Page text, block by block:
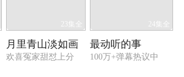
23集全
月里青山淡如画
欢喜冤家甜怼上分
24集全
最动听的事
100万+弹幕热议中